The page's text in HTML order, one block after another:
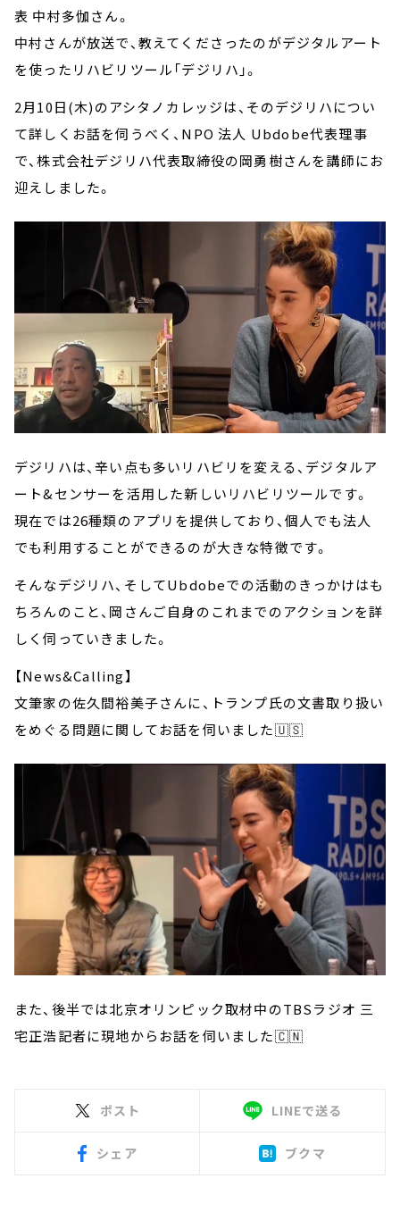
表 中村多伽さん。
中村さんが放送で、教えてくださったのがデジタルアート
を使ったリハビリツール「デジリハ」。
2月10日(木)のアシタノカレッジは、そのデジリハについ
て詳しくお話を伺うべく、NPO 法人 Ubdobe代表理事
で、株式会社デジリハ代表取締役の岡勇樹さんを講師にお
迎えしました。
デジリハは、辛い点も多いリハビリを変える、デジタルア
ート&センサーを活用した新しいリハビリツールです。
現在では26種類のアプリを提供しており、個人でも法人
でも利用することができるのが大きな特徴です。
そんなデジリハ、そしてUbdobeでの活動のきっかけはも
ちろんのこと、岡さんご自身のこれまでのアクションを詳
しく伺っていきました。
【News&Calling】
文筆家の佐久間裕美子さんに、トランプ氏の文書取り扱い
をめぐる問題に関してお話を伺いました🇺🇸
また、後半では北京オリンピック取材中のTBSラジオ 三
宅正浩記者に現地からお話を伺いました🇨🇳
ポスト LINEで送る
シェア ブクマ